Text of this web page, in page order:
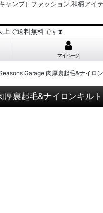
ャンプ）ファッション,和柄ア
上で送料無料です❣️
マイページ
Garage 肉厚裏起毛&ナイ
厚裏起毛&ナイロンキ